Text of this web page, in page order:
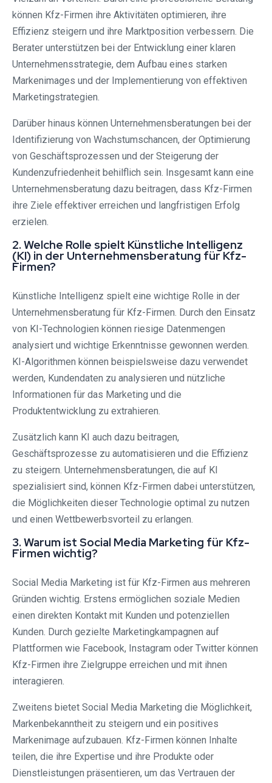
können Kfz-Firmen ihre Aktivitäten optimieren, ihre
Effizienz steigern und ihre Marktposition verbessern. Die
Berater unterstützen bei der Entwicklung einer klaren
Unternehmensstrategie, dem Aufbau eines starken
Markenimages und der Implementierung von effektiven
Marketingstrategien.
Darüber hinaus können Unternehmensberatungen bei der
Identifizierung von Wachstumschancen, der Optimierung
von Geschäftsprozessen und der Steigerung der
Kundenzufriedenheit behilflich sein. Insgesamt kann eine
Unternehmensberatung dazu beitragen, dass Kfz-Firmen
ihre Ziele effektiver erreichen und langfristigen Erfolg
erzielen.
2. Welche Rolle spielt Künstliche Intelligenz
(KI) in der Unternehmensberatung für Kfz-
Firmen?
Künstliche Intelligenz spielt eine wichtige Rolle in der
Unternehmensberatung für Kfz-Firmen. Durch den Einsatz
von KI-Technologien können riesige Datenmengen
analysiert und wichtige Erkenntnisse gewonnen werden.
KI-Algorithmen können beispielsweise dazu verwendet
werden, Kundendaten zu analysieren und nützliche
Informationen für das Marketing und die
Produktentwicklung zu extrahieren.
Zusätzlich kann KI auch dazu beitragen,
Geschäftsprozesse zu automatisieren und die Effizienz
zu steigern. Unternehmensberatungen, die auf KI
spezialisiert sind, können Kfz-Firmen dabei unterstützen,
die Möglichkeiten dieser Technologie optimal zu nutzen
und einen Wettbewerbsvorteil zu erlangen.
3. Warum ist Social Media Marketing für Kfz-
Firmen wichtig?
Social Media Marketing ist für Kfz-Firmen aus mehreren
Gründen wichtig. Erstens ermöglichen soziale Medien
einen direkten Kontakt mit Kunden und potenziellen
Kunden. Durch gezielte Marketingkampagnen auf
Plattformen wie Facebook, Instagram oder Twitter können
Kfz-Firmen ihre Zielgruppe erreichen und mit ihnen
interagieren.
Zweitens bietet Social Media Marketing die Möglichkeit,
Markenbekanntheit zu steigern und ein positives
Markenimage aufzubauen. Kfz-Firmen können Inhalte
teilen, die ihre Expertise und ihre Produkte oder
Dienstleistungen präsentieren, um das Vertrauen der